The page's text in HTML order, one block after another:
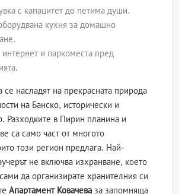
с капацитет до петима души.
кухня за домашно
и паркоместа пред
се насладят на прекрасната природа
на Банско, исторически и
Разходките в Пирин планина и
са само част от многото
този регион предлага. Най-
не включва изхранване, което
да организирате хранителния си
Апартамент Ковачева за запомняща